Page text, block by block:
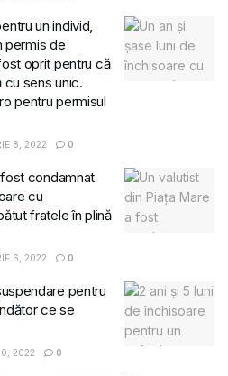
un individ,
permis de
oprit pentru că
cu sens unic.
pentru permisul
8, 2022 0
condamnat
cu
fratele în plină
6, 2022 0
pentru
ce se
2022 0